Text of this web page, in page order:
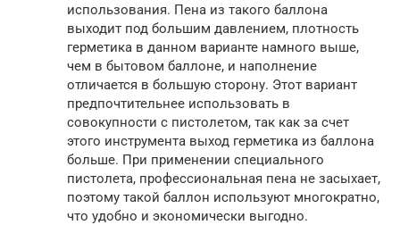
использования. Пена из такого баллона
выходит под большим давлением, плотность
герметика в данном варианте намного выше,
чем в бытовом баллоне, и наполнение
отличается в большую сторону. Этот вариант
предпочтительнее использовать в
совокупности с пистолетом, так как за счет
этого инструмента выход герметика из баллона
больше. При применении специального
пистолета, профессиональная пена не засыхает,
поэтому такой баллон используют многократно,
что удобно и экономически выгодно.